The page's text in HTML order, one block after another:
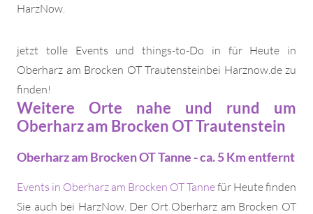
HarzNow.
jetzt tolle Events und things-to-Do in für Heute in
Oberharz am Brocken OT Trautensteinbei Harznow.de zu
finden!
Weitere Orte nahe und rund um
Oberharz am Brocken OT Trautenstein
Oberharz am Brocken OT Tanne - ca. 5 Km entfernt
Events in Oberharz am Brocken OT Tannefür Heute finden
Sie auch bei HarzNow. Der Ort Oberharz am Brocken OT